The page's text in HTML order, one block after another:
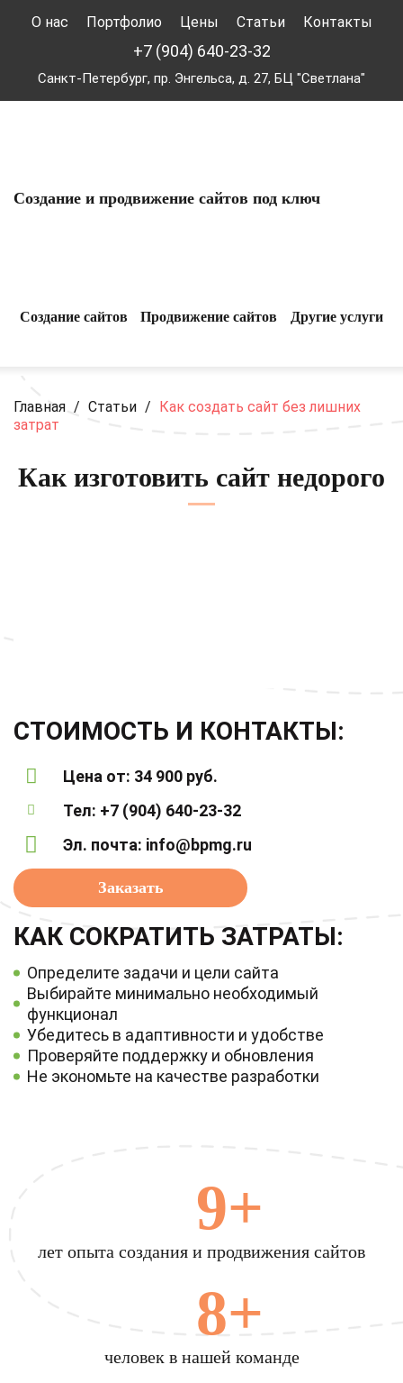
О нас Портфолио Цены Статьи Контакты
+7 (904) 640-23-32
Санкт-Петербург, пр. Энгельса, д. 27, БЦ "Светлана"
Создание и продвижение сайтов под ключ
Создание сайтов Продвижение сайтов Другие услуги
Главная / Статьи / Как создать сайт без лишних
затрат
Как изготовить сайт недорого
СТОИМОСТЬ И КОНТАКТЫ:
Цена от: 34 900 руб.
Тел: +7 (904) 640-23-32
Эл. почта: info@bpmg.ru
Заказать
КАК СОКРАТИТЬ ЗАТРАТЫ:
Определите задачи и цели сайта
Выбирайте минимально необходимый
функционал
Убедитесь в адаптивности и удобстве
Проверяйте поддержку и обновления
Не экономьте на качестве разработки
9+
лет опыта создания и продвижения сайтов
8+
человек в нашей команде